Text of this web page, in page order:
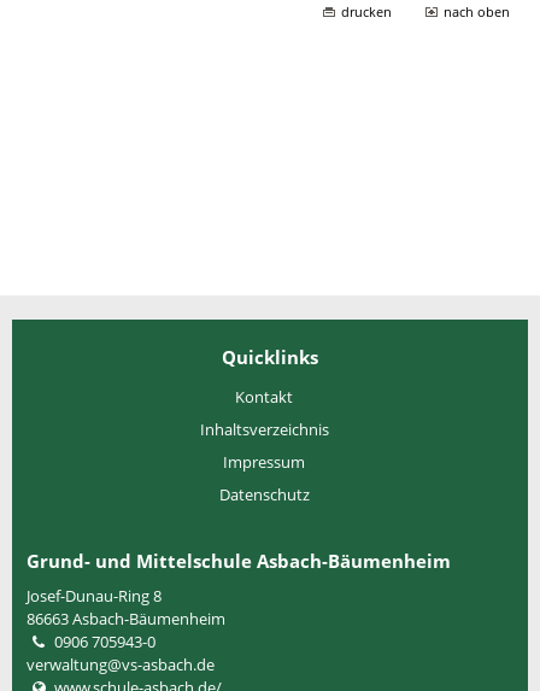
drucken nach oben
Quicklinks
Kontakt
Inhaltsverzeichnis
Impressum
Datenschutz
Grund- und Mittelschule Asbach-Bäumenheim
Josef-Dunau-Ring 8
86663Asbach-Bäumenheim
0906 705943-0
verwaltung@vs-asbach.de